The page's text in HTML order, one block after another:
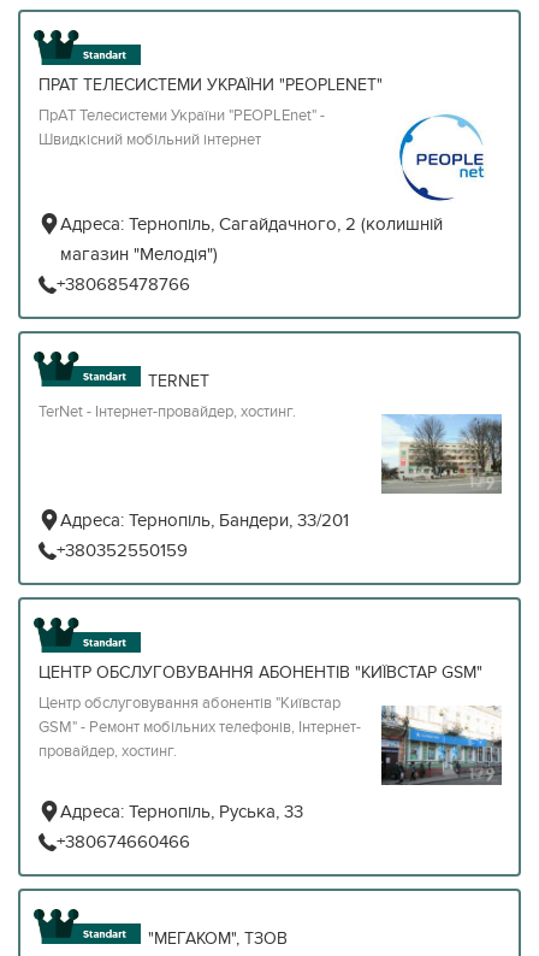
ПРАТ ТЕЛЕСИСТЕМИ УКРАЇНИ "PEOPLENET"
ПрАТ Телесистеми України "PEOPLEnet" -
Швидкісний мобільний інтернет
Адреса: Тернопіль, Сагайдачного, 2 (колишній
магазин "Мелодія")
+380685478766
TERNET
TerNet - Інтернет-провайдер, хостинг.
Адреса: Тернопіль, Бандери, 33/201
+380352550159
ЦЕНТР ОБСЛУГОВУВАННЯ АБОНЕНТІВ "КИЇВСТАР GSM"
Центр обслуговування абонентів "Київстар
GSM" - Ремонт мобільних телефонів, Інтернет-
провайдер, хостинг.
Адреса: Тернопіль, Руська, 33
+380674660466
"МЕГАКОМ", ТЗОВ